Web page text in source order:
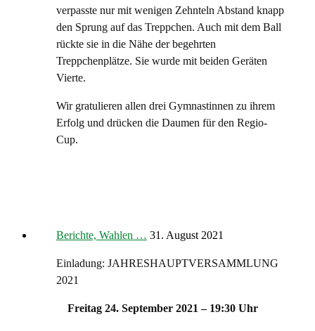
verpasste nur mit wenigen Zehnteln Abstand knapp
den Sprung auf das Treppchen. Auch mit dem Ball
rückte sie in die Nähe der begehrten
Treppchenplätze. Sie wurde mit beiden Geräten
Vierte.
Wir gratulieren allen drei Gymnastinnen zu ihrem
Erfolg und drücken die Daumen für den Regio-
Cup.
Berichte, Wahlen … 31. August 2021
Einladung: JAHRESHAUPTVERSAMMLUNG
2021
Freitag 24. September 2021 – 19:30 Uhr